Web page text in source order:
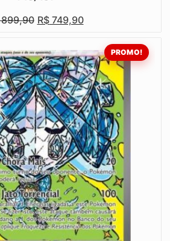
R$749,90
PROMO!